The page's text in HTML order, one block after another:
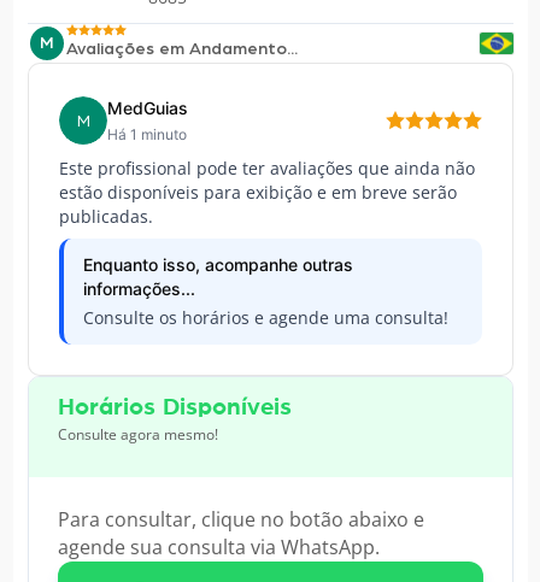
M Avaliações em Andamento...
M
MedGuias
Há 1 minuto
Este profissional pode ter avaliações que ainda não
estão disponíveis para exibição e em breve serão
publicadas.
Enquanto isso, acompanhe outras
informações...
Consulte os horários e agende uma consulta!
Horários Disponíveis
Consulte agora mesmo!
Para consultar, clique no botão abaixo e
agende sua consulta via WhatsApp.